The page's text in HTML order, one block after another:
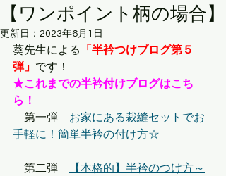
【ワンポイント柄の場合】
更新日： 2023年6月1日
葵先生による
「半衿つけブログ第５
弾」 です！
★これまでの半衿付けブログはこち
ら！
第一弾 お家にある裁縫セットでお
手軽に！簡単半衿の付け方☆
第二弾
【本格的】半衿のつけ方～